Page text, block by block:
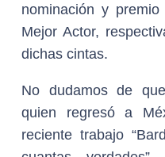
nominación y
Mejor Actor,
dichas cintas.
No dudamos de
quien regresó a
reciente trabajo